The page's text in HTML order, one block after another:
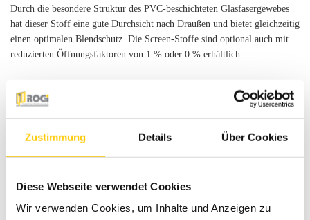
Zustimmung Details Über Cookies
Diese Webseite verwendet Cookies
Wir verwenden Cookies, um Inhalte und Anzeigen zu
Durch die besondere Struktur des PVC-beschichteten Glasfasergewebes
hat dieser Stoff eine gute Durchsicht nach Draußen und bietet gleichzeitig
einen optimalen Blendschutz. Die Screen-Stoffe sind optional auch mit
reduzierten Öffnungsfaktoren von 1 % oder 0 % erhältlich.